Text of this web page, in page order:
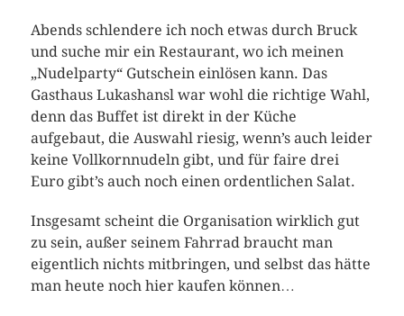
Abends schlendere ich noch etwas durch Bruck
und suche mir ein Restaurant, wo ich meinen
„Nudelparty“ Gutschein einlösen kann. Das
Gasthaus Lukashansl war wohl die richtige Wahl,
denn das Buffet ist direkt in der Küche
aufgebaut, die Auswahl riesig, wenn’s auch leider
keine Vollkornnudeln gibt, und für faire drei
Euro gibt’s auch noch einen ordentlichen Salat.
Insgesamt scheint die Organisation wirklich gut
zu sein, außer seinem Fahrrad braucht man
eigentlich nichts mitbringen, und selbst das hätte
man heute noch hier kaufen können…